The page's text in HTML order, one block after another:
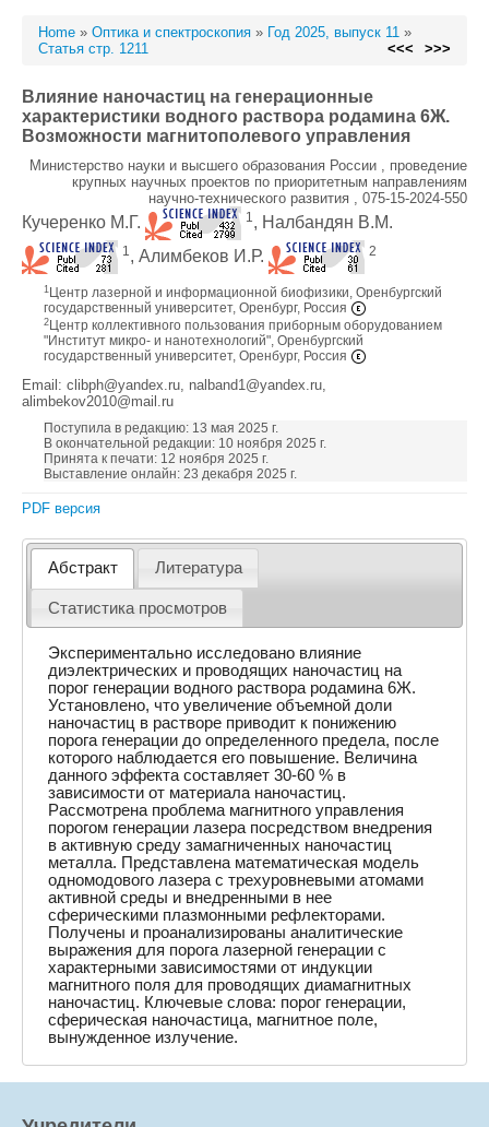
Home » Оптика и спектроскопия » Год 2025, выпуск 11 »
Статья стр. 1211
<<< >>>
Влияние наночастиц на генерационные
характеристики водного раствора родамина 6Ж.
Возможности магнитополевого управления
Министерство науки и высшего образования России , проведение
крупных научных проектов по приоритетным направлениям
научно-технического развития , 075-15-2024-550
Кучеренко М.Г. 1 , Налбандян В.М.
1 , Алимбеков И.Р. 2
1 Центр лазерной и информационной биофизики, Оренбургский
государственный университет, Оренбург, Россия
2 Центр коллективного пользования приборным оборудованием
"Институт микро- и нанотехнологий", Оренбургский
государственный университет, Оренбург, Россия
Email: clibph@yandex.ru, nalband1@yandex.ru,
alimbekov2010@mail.ru
Поступила в редакцию: 13 мая 2025 г.
В окончательной редакции: 10 ноября 2025 г.
Принята к печати: 12 ноября 2025 г.
Выставление онлайн: 23 декабря 2025 г.
PDF версия
Абстракт Литература
Статистика просмотров
Экспериментально исследовано влияние
диэлектрических и проводящих наночастиц на
порог генерации водного раствора родамина 6Ж.
Установлено, что увеличение объемной доли
наночастиц в растворе приводит к понижению
порога генерации до определенного предела, после
которого наблюдается его повышение. Величина
данного эффекта составляет 30-60 % в
зависимости от материала наночастиц.
Рассмотрена проблема магнитного управления
порогом генерации лазера посредством внедрения
в активную среду замагниченных наночастиц
металла. Представлена математическая модель
одномодового лазера с трехуровневыми атомами
активной среды и внедренными в нее
сферическими плазмонными рефлекторами.
Получены и проанализированы аналитические
выражения для порога лазерной генерации с
характерными зависимостями от индукции
магнитного поля для проводящих диамагнитных
наночастиц. Ключевые слова: порог генерации,
сферическая наночастица, магнитное поле,
вынужденное излучение.